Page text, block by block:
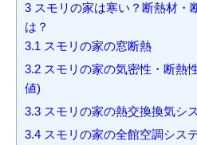
3 スモリの家は寒い？断熱材・
は？
3.1 スモリの家の窓断熱
3.2 スモリの家の気密性・断熱
値)
3.3 スモリの家の熱交換換気シ
3.4 スモリの家の全館空調シス